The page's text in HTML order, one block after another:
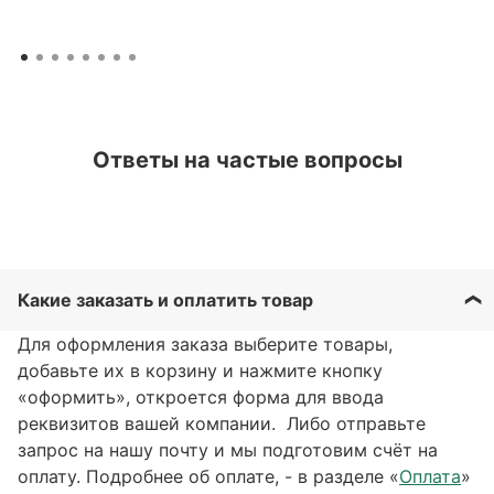
Ответы на частые вопросы
Какие заказать и оплатить товар
Для оформления заказа выберите товары,
добавьте их в корзину и нажмите кнопку
«оформить», откроется форма для ввода
реквизитов вашей компании. Либо отправьте
запрос на нашу почту и мы подготовим счёт на
оплату. Подробнее об оплате, - в разделе «Оплата»